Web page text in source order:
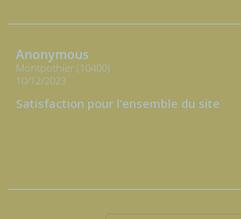
Anonymous
Montpothier (10400)
10/12/2023
Satisfaction pour l'ensemble du site